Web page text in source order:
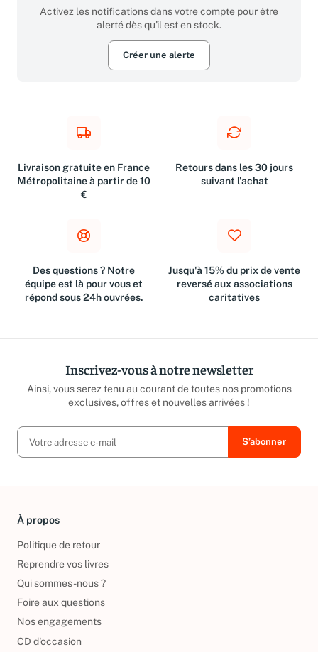
Activez les notifications dans votre compte pour être
alerté dès qu'il est en stock.
Créer une alerte
Livraison gratuite en France
Métropolitaine à partir de 10
€
Retours dans les 30 jours
suivant l'achat
Des questions ? Notre
équipe est là pour vous et
répond sous 24h ouvrées.
Jusqu'à 15% du prix de vente
reversé aux associations
caritatives
Inscrivez-vous à notre newsletter
Ainsi, vous serez tenu au courant de toutes nos promotions
exclusives, offres et nouvelles arrivées !
À propos
Politique de retour
Reprendre vos livres
Qui sommes-nous ?
Foire aux questions
Nos engagements
CD d'occasion